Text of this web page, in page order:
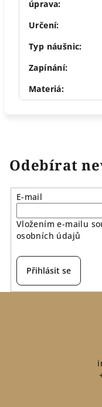
úprava:
Určení:
Typ náušnic:
Zapínání:
Materiá:
Odebírat
E-mail
Vložením e-mailu
osobních údajů
Přihlásit se